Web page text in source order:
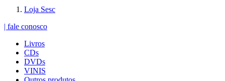
Loja Sesc
| fale conosco
Livros
CDs
DVDs
VINIS